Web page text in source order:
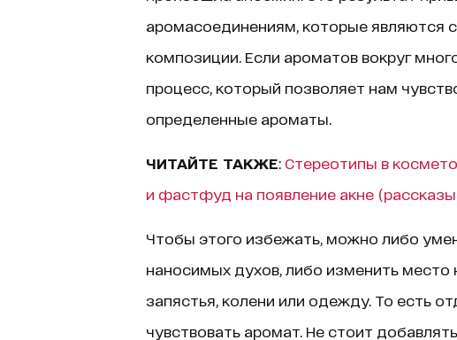
аромасоединениям, которые
композиции. Если ароматов вокруг
процесс, который позволяет нам
определенные ароматы.
ЧИТАЙТЕ ТАКЖЕ: Стереотипы в
и фастфуд на появление акне
Чтобы этого избежать, можно либо
наносимых духов, либо изменить место
запястья, колени или одежду. То есть
чувствовать аромат. Не стоит